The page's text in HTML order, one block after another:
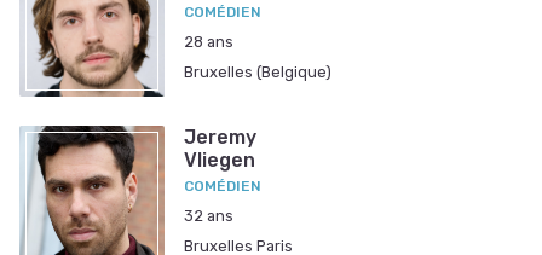
COMÉDIEN
28 ans
Bruxelles (Belgique)
Jeremy
Vliegen
COMÉDIEN
32 ans
Bruxelles Paris